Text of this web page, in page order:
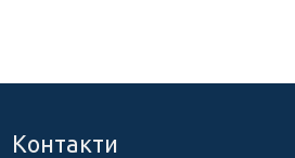
Контакти